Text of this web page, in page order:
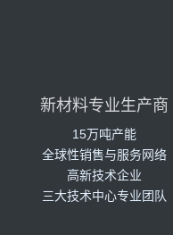
新材料专业生产商
15万吨产能
全球性销售与服务网络
高新技术企业
三大技术中心专业团队